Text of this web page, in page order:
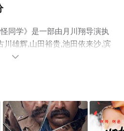
同学》是一部由月川翔导演执
川雄辉,山田裕贵,池田依来沙,滨
水直道等演员精彩演绎的日本电
至豆瓣电影、电视猫或剧情网
